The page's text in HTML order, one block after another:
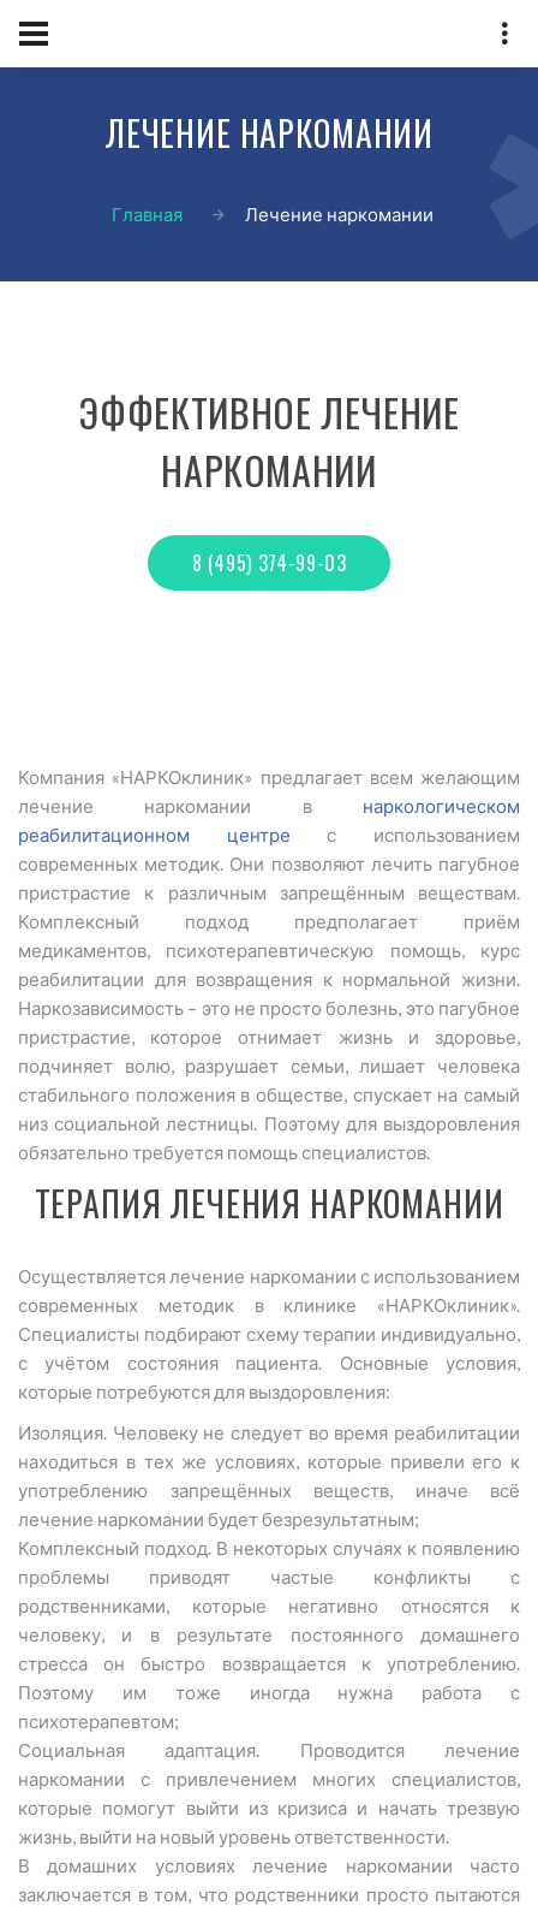
ЛЕЧЕНИЕ НАРКОМАНИИ
Главная Лечение наркомании
ЭФФЕКТИВНОЕ ЛЕЧЕНИЕ
НАРКОМАНИИ
8 (495) 374-99-03
Компания «НАРКОклиник» предлагает всем желающим
лечение наркомании в наркологическом
реабилитационном центре с использованием
современных методик. Они позволяют лечить пагубное
пристрастие к различным запрещённым веществам.
Комплексный подход предполагает приём
медикаментов, психотерапевтическую помощь, курс
реабилитации для возвращения к нормальной жизни.
Наркозависимость – это не просто болезнь, это пагубное
пристрастие, которое отнимает жизнь и здоровье,
подчиняет волю, разрушает семьи, лишает человека
стабильного положения в обществе, спускает на самый
низ социальной лестницы. Поэтому для выздоровления
обязательно требуется помощь специалистов.
ТЕРАПИЯ ЛЕЧЕНИЯ НАРКОМАНИИ
Осуществляется лечение наркомании с использованием
современных методик в клинике «НАРКОклиник».
Специалисты подбирают схему терапии индивидуально,
с учётом состояния пациента. Основные условия,
которые потребуются для выздоровления:
Изоляция. Человеку не следует во время реабилитации
находиться в тех же условиях, которые привели его к
употреблению запрещённых веществ, иначе всё
лечение наркомании будет безрезультатным;
Комплексный подход. В некоторых случаях к появлению
проблемы приводят частые конфликты с
родственниками, которые негативно относятся к
человеку, и в результате постоянного домашнего
стресса он быстро возвращается к употреблению.
Поэтому им тоже иногда нужна работа с
психотерапевтом;
Социальная адаптация. Проводится лечение
наркомании с привлечением многих специалистов,
которые помогут выйти из кризиса и начать трезвую
жизнь, выйти на новый уровень ответственности.
В домашних условиях лечение наркомании часто
заключается в том, что родственники просто пытаются